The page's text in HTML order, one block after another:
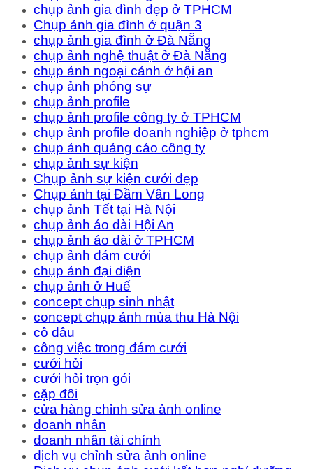
chụp ảnh gia đình đẹp ở TPHCM
Chụp ảnh gia đình ở quận 3
chụp ảnh gia đình ở Đà Nẵng
chụp ảnh nghệ thuật ở Đà Nẵng
chụp ảnh ngoại cảnh ở hội an
chụp ảnh phóng sự
chụp ảnh profile
chụp ảnh profile công ty ở TPHCM
chụp ảnh profile doanh nghiệp ở tphcm
chụp ảnh quảng cáo công ty
chụp ảnh sự kiện
Chụp ảnh sự kiện cưới đẹp
Chụp ảnh tại Đầm Vân Long
chụp ảnh Tết tại Hà Nội
chụp ảnh áo dài Hội An
chụp ảnh áo dài ở TPHCM
chụp ảnh đám cưới
chụp ảnh đại diện
chụp ảnh ở Huế
concept chụp sinh nhật
concept chụp ảnh mùa thu Hà Nội
cô dâu
công việc trong đám cưới
cưới hỏi
cưới hỏi trọn gói
cặp đôi
cửa hàng chỉnh sửa ảnh online
doanh nhân
doanh nhân tài chính
dịch vụ chỉnh sửa ảnh online